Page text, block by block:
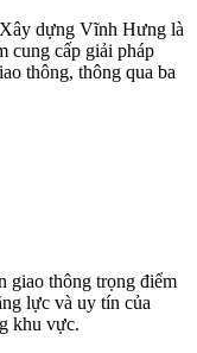
dựng Vĩnh Hưng là
cung cấp giải pháp
thông, thông qua ba
giao thông trọng điểm
lực và uy tín của
khu vực.